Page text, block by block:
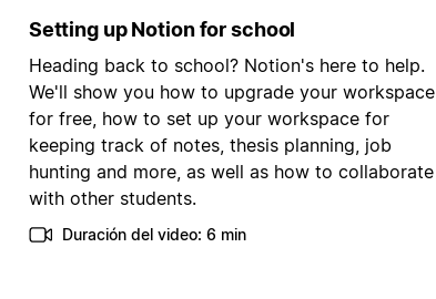
Setting up Notion for school
Heading back to school? Notion's here to help.
We'll show you how to upgrade your workspace
for free, how to set up your workspace for
keeping track of notes, thesis planning, job
hunting and more, as well as how to collaborate
with other students.
Duración del video: 6 min